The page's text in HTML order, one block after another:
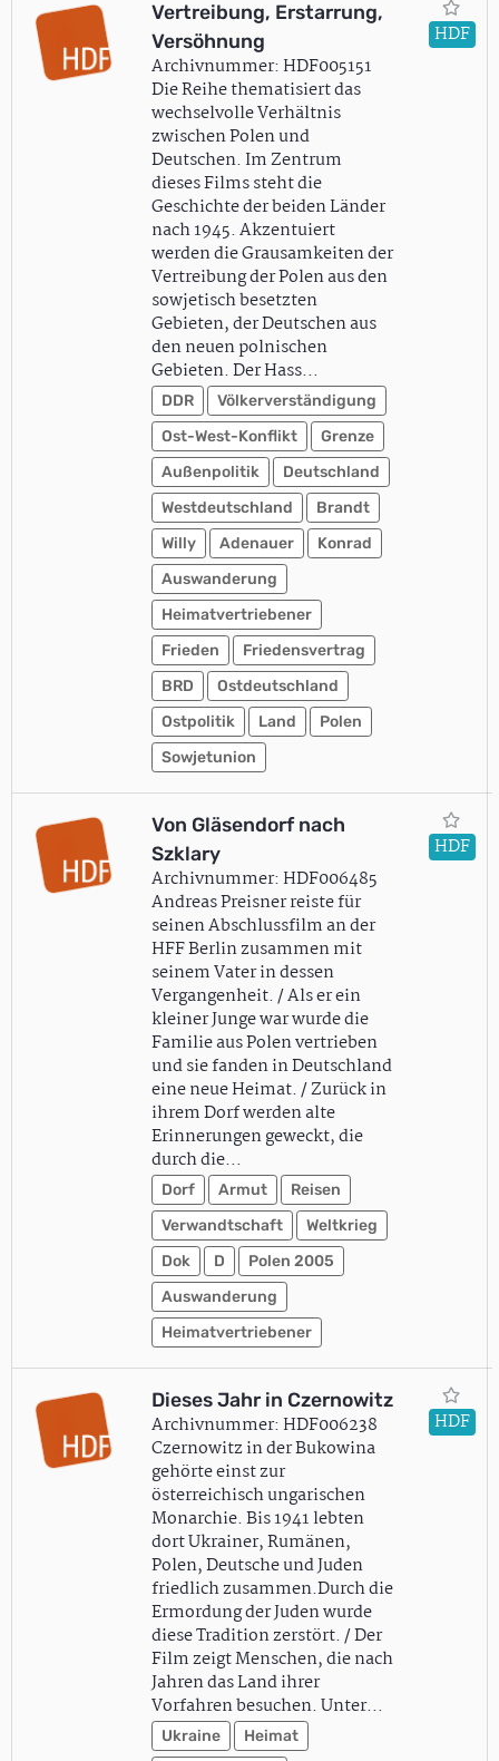
Vertreibung, Erstarrung,
Versöhnung
Archivnummer: HDF005151
Die Reihe thematisiert das
wechselvolle Verhältnis
zwischen Polen und
Deutschen. Im Zentrum
dieses Films steht die
Geschichte der beiden Länder
nach 1945. Akzentuiert
werden die Grausamkeiten der
Vertreibung der Polen aus den
sowjetisch besetzten
Gebieten, der Deutschen aus
den neuen polnischen
Gebieten. Der Hass…
DDR
Völkerverständigung
Ost-West-Konflikt
Grenze
Außenpolitik
Deutschland
Westdeutschland
Brandt
Willy
Adenauer
Konrad
Auswanderung
Heimatvertriebener
Frieden
Friedensvertrag
BRD
Ostdeutschland
Ostpolitik
Land
Polen
Sowjetunion
HDF
Von Gläsendorf nach
Szklary
Archivnummer: HDF006485
Andreas Preisner reiste für
seinen Abschlussfilm an der
HFF Berlin zusammen mit
seinem Vater in dessen
Vergangenheit. / Als er ein
kleiner Junge war wurde die
Familie aus Polen vertrieben
und sie fanden in Deutschland
eine neue Heimat. / Zurück in
ihrem Dorf werden alte
Erinnerungen geweckt, die
durch die…
Dorf Armut
Reisen
Verwandtschaft
Weltkrieg
Dok
D
Polen 2005
Auswanderung
Heimatvertriebener
HDF
Dieses Jahr in Czernowitz
Archivnummer: HDF006238
Czernowitz in der Bukowina
gehörte einst zur
österreichisch ungarischen
Monarchie. Bis 1941 lebten
dort Ukrainer, Rumänen,
Polen, Deutsche und Juden
friedlich zusammen.Durch die
Ermordung der Juden wurde
diese Tradition zerstört. / Der
Film zeigt Menschen, die nach
Jahren das Land ihrer
Vorfahren besuchen. Unter…
Ukraine
Heimat
HDF